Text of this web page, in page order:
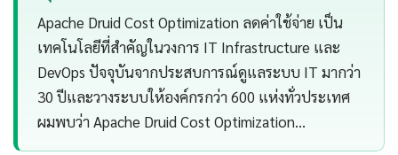
Apache Druid Cost Optimization ลดค่าใช้จ่าย เป็น
เทคโนโลยีที่สำคัญในวงการ IT Infrastructure และ
DevOps ปัจจุบันจากประสบการณ์ดูแลระบบ IT มากว่า
30 ปีและวางระบบให้องค์กรกว่า 600 แห่งทั่วประเทศ
ผมพบว่า Apache Druid Cost Optimization…